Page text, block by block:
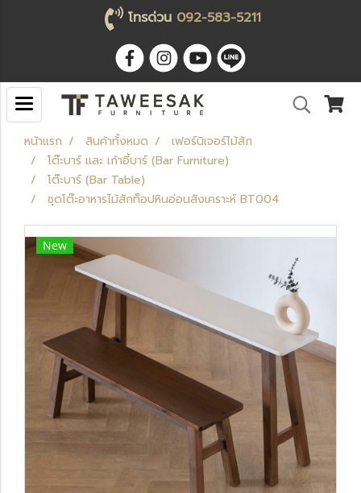
โทรด่วน 092-583-5211
หน้าแรก สินค้าทั้งหมด
เฟอร์นิเจอร์ไม้สัก
โต๊ะบาร์ และ เก้าอี้บาร์ (Bar Furniture)
โต๊ะบาร์ (Bar Table)
ชุดโต๊ะอาหารไม้สักท็อปหินอ่อนสังเคราะห์ BT004
New